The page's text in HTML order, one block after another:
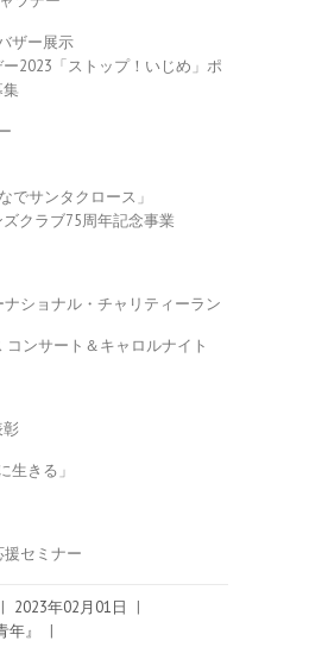
ザー展示
2023「ストップ！いじめ」ポ
でサンタクロース」
クラブ75周年記念事業
ショナル・チャリティーラン
コンサート＆キャロルナイト
彰
生きる」
セミナー
| 2023年02月01日
|
』
|